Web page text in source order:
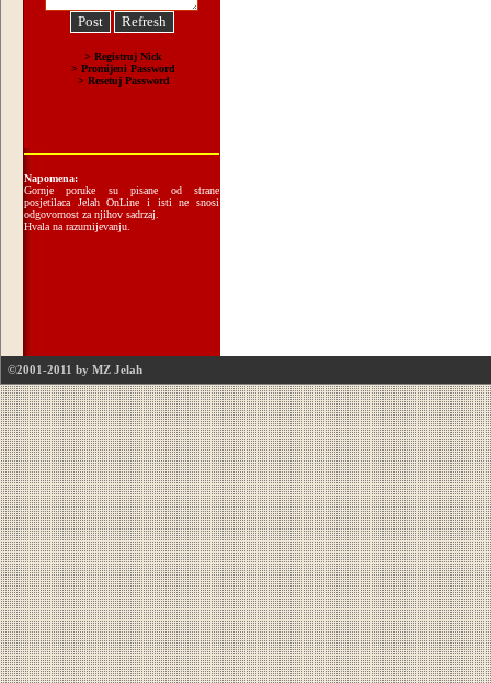
Napomena:
Gornje poruke su pisane od strane
posjetilaca Jelah OnLine i isti ne snosi
odgovornost za njihov sadrzaj.
Hvala na razumijevanju.
©2001-2011 by MZ Jelah